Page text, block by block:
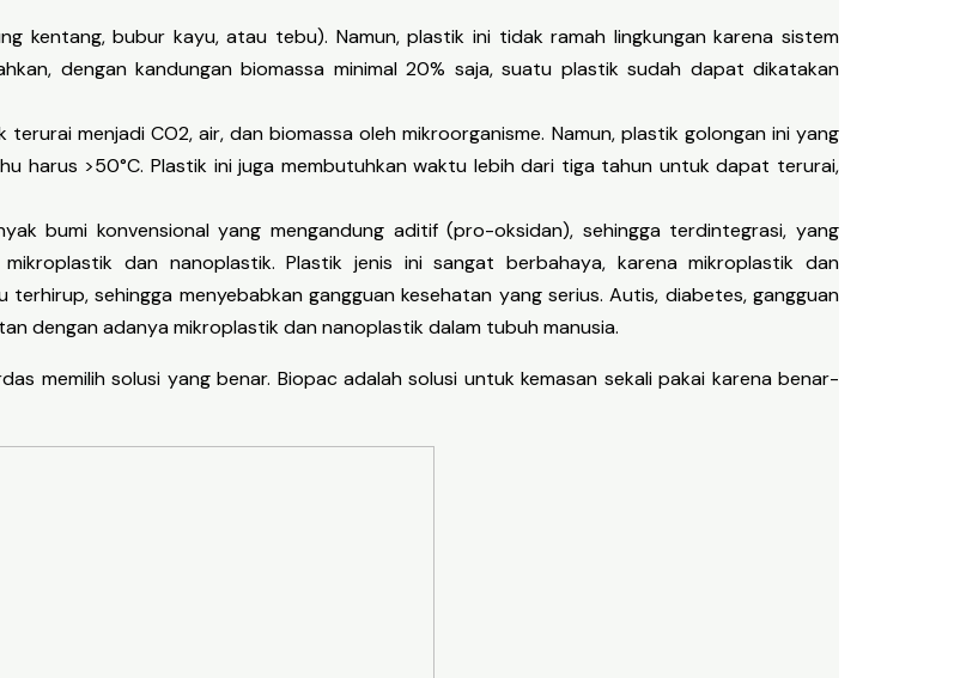
kentang, bubur kayu, atau tebu). Namun, plastik ini tidak ramah lingkungan karena sistem
dengan kandungan biomassa minimal 20% saja, suatu plastik sudah dapat dikatakan
menjadi CO2, air, dan biomassa oleh mikroorganisme. Namun, plastik golongan ini yang
harus >50°C. Plastik ini juga membutuhkan waktu lebih dari tiga tahun untuk dapat terurai,
bumi konvensional yang mengandung aditif (pro-oksidan), sehingga terdintegrasi, yang
dan nanoplastik. Plastik jenis ini sangat berbahaya, karena mikroplastik dan
sehingga menyebabkan gangguan kesehatan yang serius. Autis, diabetes, gangguan
dengan adanya mikroplastik dan nanoplastik dalam tubuh manusia.
memilih solusi yang benar. Biopac adalah solusi untuk kemasan sekali pakai karena benar-